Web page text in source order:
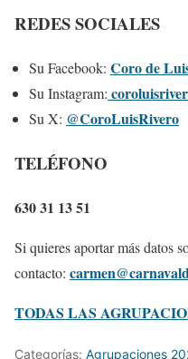
REDES SOCIALES
Su Facebook: Coro de
Su Instagram:
Su X: @CoroLuisRivero
TELÉFONO
630 31 13 51
Si quieres aportar más datos
contacto:
TODAS LAS
Categorías: Agrupaciones